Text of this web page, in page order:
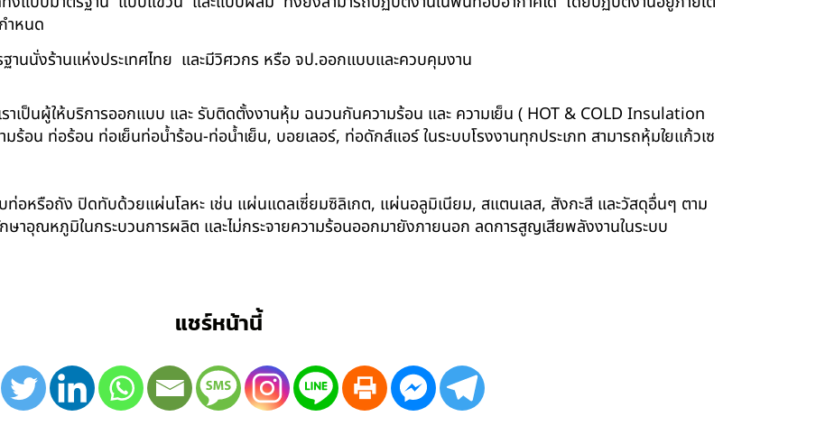
ำหนด
านนั่งร้านแห่งประเทศไทย และมีวิศวกร หรือ จป.ออกแบบและควบคุมงาน
ราเป็นผู้ให้บริการออกแบบ และ รับติดตั้งงานหุ้ม ฉนวนกันความร้อน และ ความเย็น ( HOT & COLD Insulation
อน ท่อร้อน ท่อเย็นท่อน้ำร้อน-ท่อน้ำเย็น, บอยเลอร์, ท่อดักส์แอร์ ในระบบโรงงานทุกประเภท สามารถหุ้มใยแก้วเซ
อหรือถัง ปิดทับด้วยแผ่นโลหะ เช่น แผ่นแดลเซี่ยมซิลิเกต, แผ่นอลูมิเนียม, สแตนเลส, สังกะสี และวัสดุอื่นๆ ตาม
าอุณหภูมิในกระบวนการผลิต และไม่กระจายความร้อนออกมายังภายนอก ลดการสูญเสียพลังงานในระบบ
แชร์หน้านี้